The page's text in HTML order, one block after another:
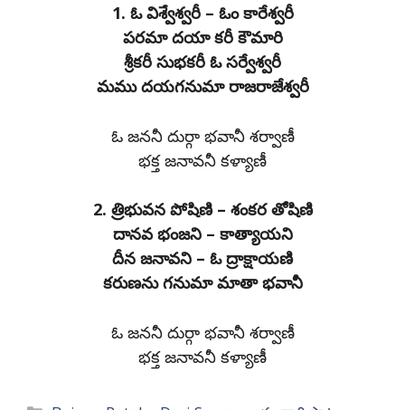
1. ఓ విశ్వేశ్వరీ – ఓం కారేశ్వరీ
పరమా దయా కరీ కౌమారి
శ్రీకరీ సుభకరీ ఓ సర్వేశ్వరీ
మము దయగనుమా రాజరాజేశ్వరీ
ఓ జననీ దుర్గా భవానీ శర్వాణీ
భక్త జనావనీ కళ్యాణీ
2. త్రిభువన పోషిణి – శంకర తోషిణి
దానవ భంజని – కాత్యాయని
దీన జనావని – ఓ ద్రాక్షాయణి
కరుణను గనుమా మాతా భవానీ
ఓ జననీ దుర్గా భవానీ శర్వాణీ
భక్త జనావనీ కళ్యాణీ